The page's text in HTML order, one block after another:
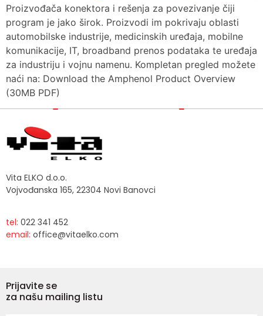
Proizvođača konektora i rešenja za povezivanje čiji
program je jako širok. Proizvodi im pokrivaju oblasti
automobilske industrije, medicinskih uređaja, mobilne
komunikacije, IT, broadband prenos podataka te uređaja
za industriju i vojnu namenu. Kompletan pregled možete
naći na: Download the Amphenol Product Overview
(30MB PDF)
Vita ELKO d.o.o.
Vojvođanska 165, 22304 Novi Banovci
tel: 022 341 452
email: office@vitaelko.com
Prijavite se
za našu mailing listu